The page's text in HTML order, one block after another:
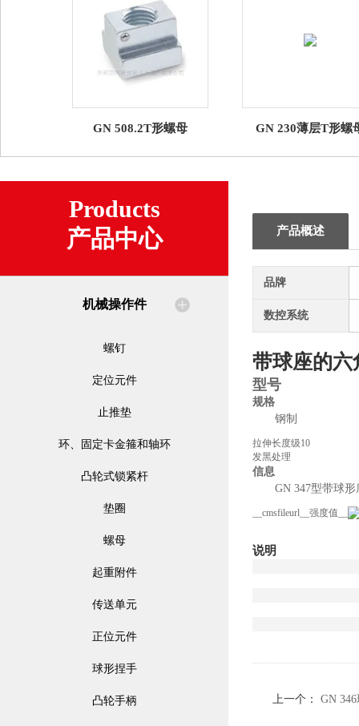
GN 508.2T形螺母 GN 230薄层T形螺
Products
产品中心
机械操作件
螺钉
定位元件
止推垫
环、固定卡金箍和轴环
凸轮式锁紧杆
垫圈
螺母
起重附件
传送单元
正位元件
球形捏手
凸轮手柄
产品概述
品牌
数控系统
带球座的六
型号
规格
钢制
拉伸长度级10
发黑处理
信息
GN 347型带球
__cmsfileurl__强度值__
说明
上一个： GN